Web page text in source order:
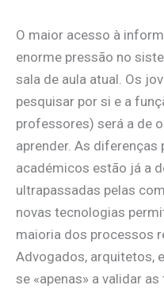
O maior acesso à
enorme pressão no
sala de aula atual. Os
pesquisar por si e a
professores) será a de
aprender. As
académicos estão já a
ultrapassadas pelas
novas tecnologias
maioria dos processos
Advogados, arquitetos,
se «apenas» a validar